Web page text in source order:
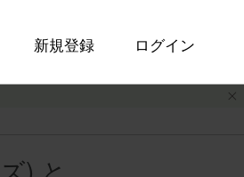
新規登録 ログイン
) と